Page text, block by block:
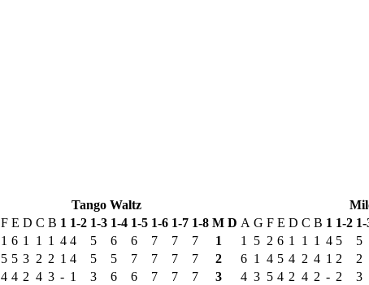
Tango Waltz
F E D C B 1 1-2 1-3 1-4 1-5 1-6 1-7 1-8 М D A G F E D C B 1 1-2 1-
1 6 1 1 1 4 4 5 6 6 7 7 7 1 1 5 2 6 1 1 1 4 5 5
5 5 3 2 2 1 4 5 5 7 7 7 7 2 6 1 4 5 4 2 4 1 2 2
4 4 2 4 3 - 1 3 6 6 7 7 7 3 4 3 5 4 2 4 2 - 2 3